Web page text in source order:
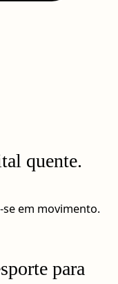
quente.
em movimento.
para